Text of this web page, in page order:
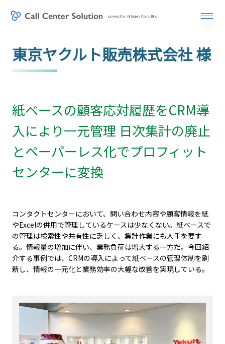
powerd by Virtualex Consulting
東京ヤクルト販売株式会社 様
紙ベースの顧客応対履歴をCRM導
入により一元管理 日次集計の廃止
とペーパーレス化でプロフィット
センターに変換
コンタクトセンターにおいて、問い合わせ内容や顧客情報を紙
やExcelの併用で管理しているケースは少なくない。紙ベースで
の管理は検索性や共有性に乏しく、集計作業にも人手を要す
る。情報量の増加に伴い、業務負荷は増大する一方だ。今回紹
介する事例では、CRMの導入によって紙ベースの管理体制を刷
新し、情報の一元化と業務効率の大幅な改善を実現している。